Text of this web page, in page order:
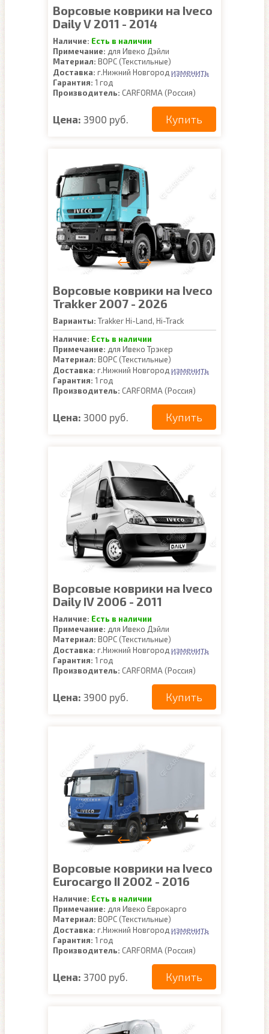
Ворсовые коврики на Iveco
Daily V 2011 - 2014
Наличие: Есть в наличии
Примечание: для Ивеко Дэйли
Материал: ВОРС (Текстильные)
Доставка: г.Нижний Новгород изменить
Гарантия: 1 год
Производитель: CARFORMA (Россия)
Цена: 3900 руб. Купить
Ворсовые коврики на Iveco
Trakker 2007 - 2026
Варианты: Trakker Hi-Land, Hi-Track
Наличие: Есть в наличии
Примечание: для Ивеко Трэкер
Материал: ВОРС (Текстильные)
Доставка: г.Нижний Новгород изменить
Гарантия: 1 год
Производитель: CARFORMA (Россия)
Цена: 3000 руб. Купить
Ворсовые коврики на Iveco
Daily IV 2006 - 2011
Наличие: Есть в наличии
Примечание: для Ивеко Дэйли
Материал: ВОРС (Текстильные)
Доставка: г.Нижний Новгород изменить
Гарантия: 1 год
Производитель: CARFORMA (Россия)
Цена: 3900 руб. Купить
Ворсовые коврики на Iveco
Eurocargo II 2002 - 2016
Наличие: Есть в наличии
Примечание: для Ивеко Еврокарго
Материал: ВОРС (Текстильные)
Доставка: г.Нижний Новгород изменить
Гарантия: 1 год
Производитель: CARFORMA (Россия)
Цена: 3700 руб. Купить